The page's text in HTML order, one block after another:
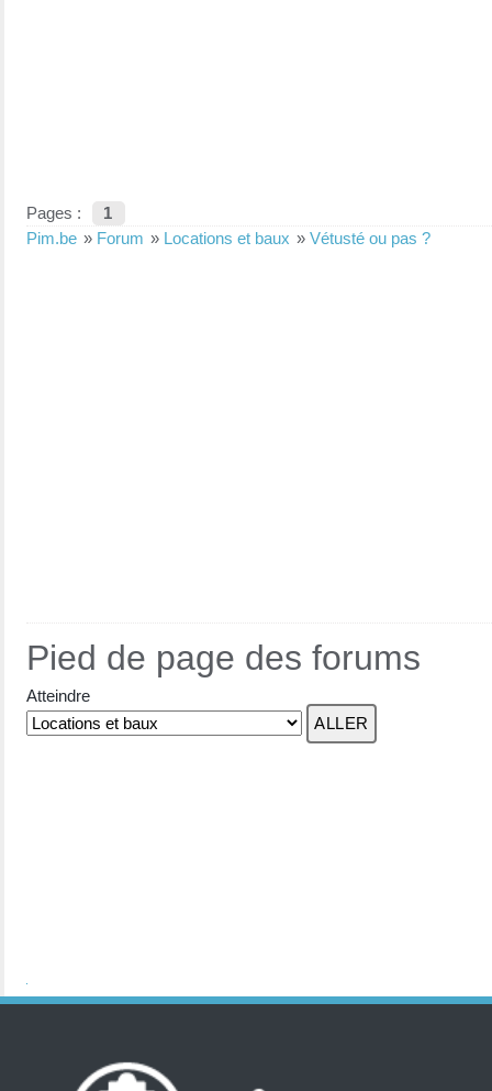
Pages :
1
Pim.be » Forum » Locations et baux » Vétusté ou pas ?
Pied de page des forums
Atteindre